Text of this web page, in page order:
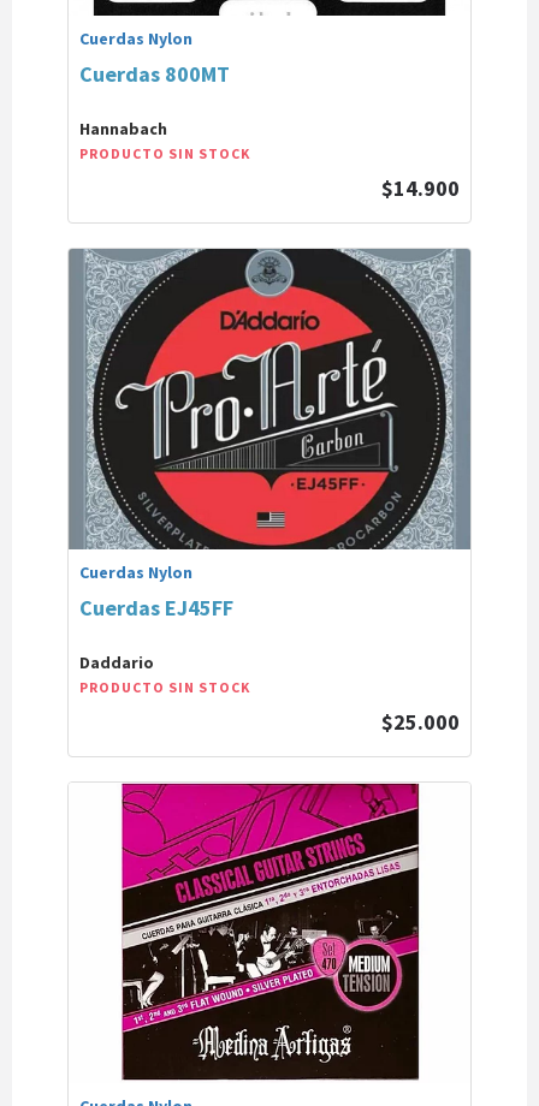
Cuerdas Nylon
Cuerdas 800MT
Hannabach
PRODUCTO SIN STOCK
$14.900
Cuerdas Nylon
Cuerdas EJ45FF
Daddario
PRODUCTO SIN STOCK
$25.000